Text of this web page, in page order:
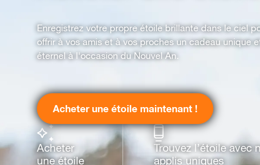
Enregistrez votre propre étoile brillante dans le ciel
offrir à vos amis et à vos proches un cadeau unique
éternel à l'occasion du Nouvel An.
Acheter une étoile maintenant !
Acheter
une étoile
Trouvez l’étoile avec
applis uniques